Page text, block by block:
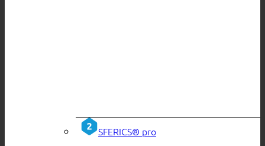
SFERICS® pro